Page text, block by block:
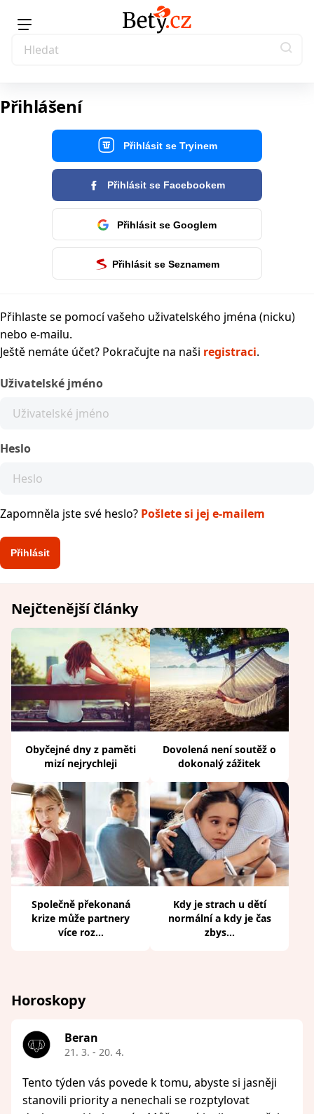
Přihlášení
Přihlásit se Tryinem
Přihlásit se Facebookem
Přihlásit se Googlem
Přihlásit se Seznamem
Přihlaste se pomocí vašeho uživatelského jména (nicku)
nebo e-mailu.
Ještě nemáte účet? Pokračujte na naši registraci.
Uživatelské jméno
Heslo
Zapomněla jste své heslo? Pošlete si jej e-mailem
Nejčtenější články
Obyčejné dny z paměti
mizí nejrychleji
Dovolená není soutěž o
dokonalý zážitek
Společně překonaná
krize může partnery
více roz...
Kdy je strach u dětí
normální a kdy je čas
zbys...
Horoskopy
Beran
21. 3. - 20. 4.
Tento týden vás povede k tomu, abyste si jasněji
stanovili priority a nenechali se rozptylovat